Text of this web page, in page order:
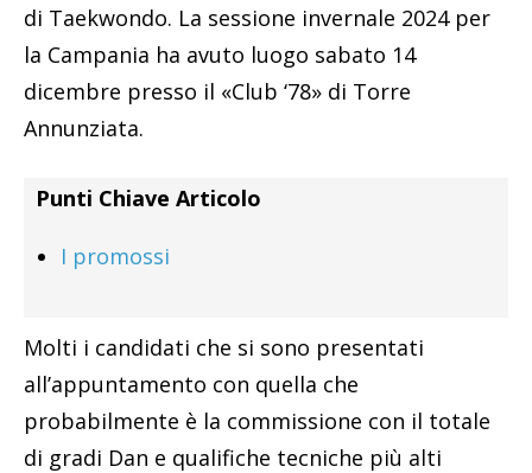
di Taekwondo. La sessione invernale 2024 per
la Campania ha avuto luogo sabato 14
dicembre presso il «Club ‘78» di Torre
Annunziata.
Punti Chiave Articolo
I promossi
Molti i candidati che si sono presentati
all’appuntamento con quella che
probabilmente è la commissione con il totale
di gradi Dan e qualifiche tecniche più alti